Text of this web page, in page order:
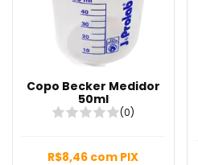
Copo Becker Medidor
50ml
(0)
R$8,46 com PIX